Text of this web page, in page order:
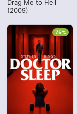
Drag Me to Hell
(2009)
75%